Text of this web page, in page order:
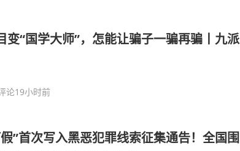
变“国学大师”，怎能让骗子一骗再骗丨九派
论19小时前
”首次写入黑恶犯罪线索征集通告！全国围